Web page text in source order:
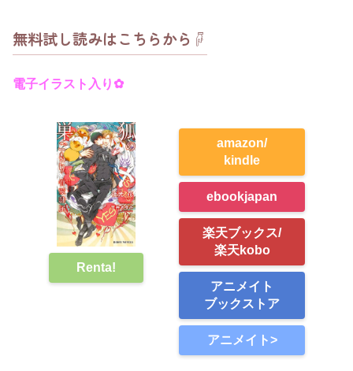
無料試し読みはこちらから☟
電子イラスト入り ✿
Renta!
amazon/
kindle
ebookjapan
楽天ブックス/
楽天kobo
アニメイト
ブックストア
アニメイト>